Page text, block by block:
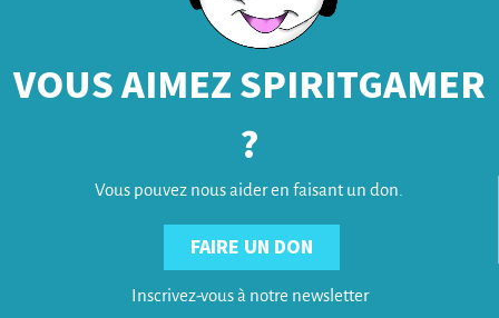
VOUS AIMEZ SPIRITGAMER
?
Vous pouvez nous aider en faisant un don.
FAIRE UN DON
Inscrivez-vous à notre newsletter